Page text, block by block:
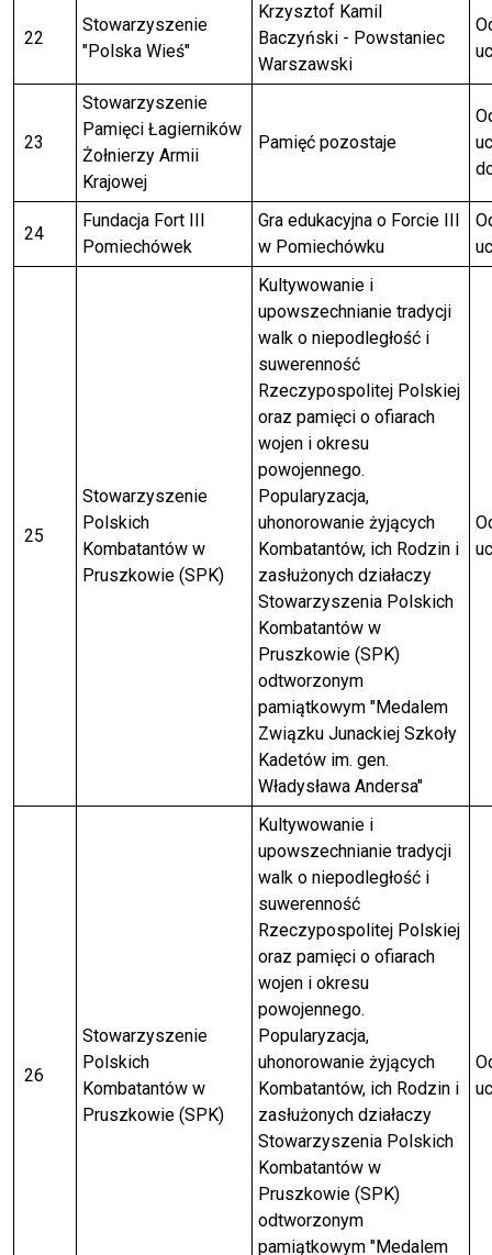
22
Stowarzyszenie
"Polska Wieś"
Krzysztof Kamil
Baczyński - Powstaniec
Warszawski
23
Stowarzyszenie
Pamięci Łagierników
Żołnierzy Armii
Krajowej
Pamięć pozostaje
24
Fundacja Fort III
Pomiechówek
Gra edukacyjna o Forcie III
w Pomiechówku
25
Stowarzyszenie
Polskich
Kombatantów w
Pruszkowie (SPK)
Kultywowanie i
upowszechnianie tradycji
walk o niepodległość i
suwerenność
Rzeczypospolitej Polskiej
oraz pamięci o ofiarach
wojen i okresu
powojennego.
Popularyzacja,
uhonorowanie żyjących
Kombatantów, ich Rodzin i
zasłużonych działaczy
Stowarzyszenia Polskich
Kombatantów w
Pruszkowie (SPK)
odtworzonym
pamiątkowym "Medalem
Związku Junackiej Szkoły
Kadetów im. gen.
Władysława Andersa"
26
Stowarzyszenie
Polskich
Kombatantów w
Pruszkowie (SPK)
Kultywowanie i
upowszechnianie tradycji
walk o niepodległość i
suwerenność
Rzeczypospolitej Polskiej
oraz pamięci o ofiarach
wojen i okresu
powojennego.
Popularyzacja,
uhonorowanie żyjących
Kombatantów, ich Rodzin i
zasłużonych działaczy
Stowarzyszenia Polskich
Kombatantów w
Pruszkowie (SPK)
odtworzonym
pamiątkowym "Medalem